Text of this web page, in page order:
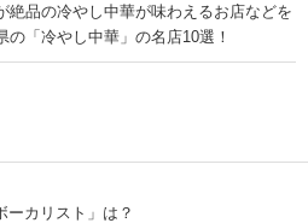
絶品の冷やし中華が味わえるお店などを
「冷やし中華」の名店10選！
ーカリスト」は？